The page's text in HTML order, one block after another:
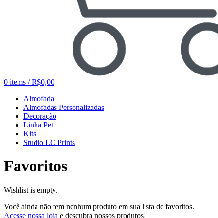
0 items / R$0,00
Almofada
Almofadas Personalizadas
Decoração
Linha Pet
Kits
Studio LC Prints
Favoritos
Wishlist is empty.
Você ainda não tem nenhum produto em sua lista de favoritos.
Acesse nossa loja e descubra nossos produtos!